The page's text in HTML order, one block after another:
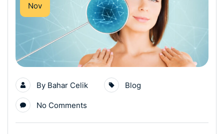
Nov
By Bahar Celik Blog
No Comments